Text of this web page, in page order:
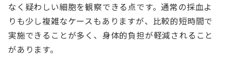
なく疑わしい細胞を観察できる点です。通常の採血よ
りも少し複雑なケースもありますが、比較的短時間で
実施できることが多く、身体的負担が軽減されること
があります。